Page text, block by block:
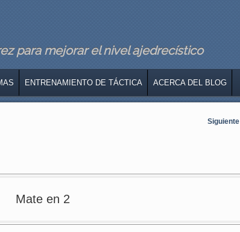
para mejorar el nivel ajedrecístico
ENTRENAMIENTO DE TÁCTICA ACERCA DEL BLOG
Siguiente
Mate en 2